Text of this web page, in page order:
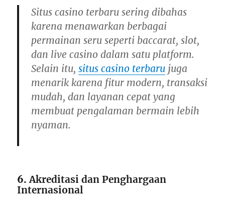
Situs casino terbaru sering dibahas
karena menawarkan berbagai
permainan seru seperti baccarat, slot,
dan live casino dalam satu platform.
Selain itu,situs casino terbaru juga
menarik karena fitur modern, transaksi
mudah, dan layanan cepat yang
membuat pengalaman bermain lebih
nyaman.
6.Akreditasi dan Penghargaan
Internasional